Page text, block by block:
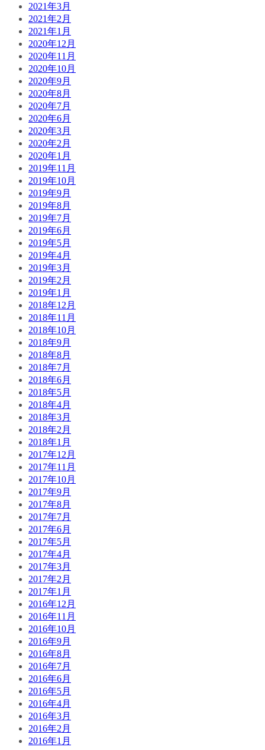
2021年3月
2021年2月
2021年1月
2020年12月
2020年11月
2020年10月
2020年9月
2020年8月
2020年7月
2020年6月
2020年3月
2020年2月
2020年1月
2019年11月
2019年10月
2019年9月
2019年8月
2019年7月
2019年6月
2019年5月
2019年4月
2019年3月
2019年2月
2019年1月
2018年12月
2018年11月
2018年10月
2018年9月
2018年8月
2018年7月
2018年6月
2018年5月
2018年4月
2018年3月
2018年2月
2018年1月
2017年12月
2017年11月
2017年10月
2017年9月
2017年8月
2017年7月
2017年6月
2017年5月
2017年4月
2017年3月
2017年2月
2017年1月
2016年12月
2016年11月
2016年10月
2016年9月
2016年8月
2016年7月
2016年6月
2016年5月
2016年4月
2016年3月
2016年2月
2016年1月